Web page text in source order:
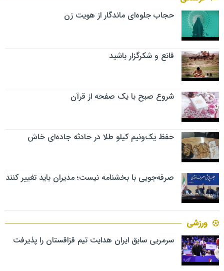
حجاب جلوه‌ای ماندگار از هویت زن
قانع و شکرگزار باشید
شروع صبح با یک صفحه از قرآن
حفظ یک‌ونیم کیلو طلا در حادثه جاده‌ای خاش
صرفه‌جویی با بخشنامه نیست؛ مدیران باید تغییر کنند
ورزشی
سرمربی سابق ایران هدایت تیم قزاقستان را پذیرفت